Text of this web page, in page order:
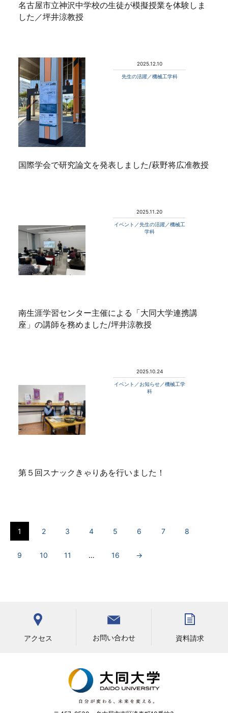
名古屋市立神沢中学校の生徒が模擬授業を体験しま
した／坪井涼教授
2025.12.10
先生の活躍／機械工学科
国際学会で研究論文を発表しました/萩野将広准教授
2025.11.20
イベント／先生の活躍／機械工
学科
南生涯学習センター主催による「大同大学連携講
座」の講師を務めました/坪井涼教授
2025.10.24
イベント／お知らせ／機械工学
科
第５回スナックきゃりあを行いました！
1 2 3 4 5 6 7 8
9 10 11 … 16 →
アクセス お問い合わせ 資料請求